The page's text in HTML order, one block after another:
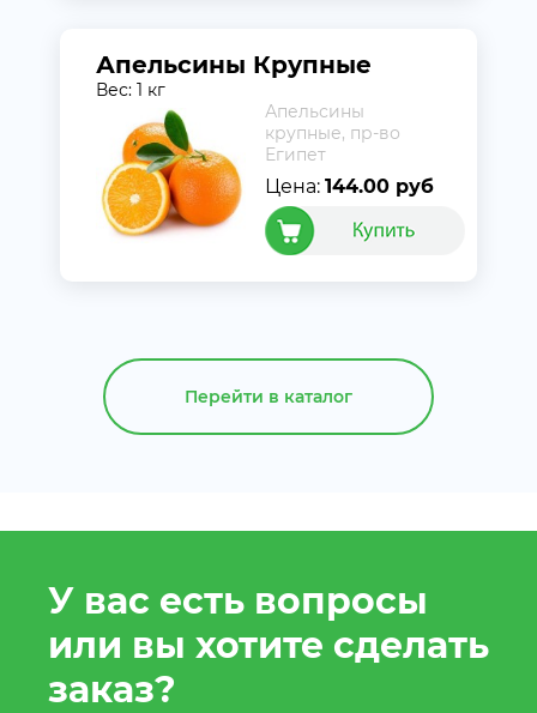
Апельсины Крупные
Вес: 1 кг
Апельсины
крупные, пр-во
Египет
Цена: 144.00 руб
Перейти в каталог
У вас есть вопросы
или вы хотите сделать
заказ?